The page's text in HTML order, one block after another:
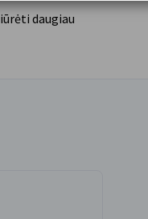
bei CO2.
daugiau